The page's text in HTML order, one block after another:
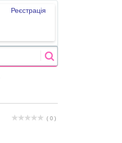
Реєстрація
( 0 )